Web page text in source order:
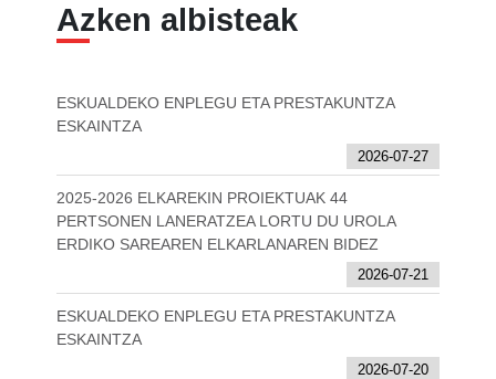
Azken albisteak
ESKUALDEKO ENPLEGU ETA PRESTAKUNTZA
ESKAINTZA
2026-07-27
2025-2026 ELKAREKIN PROIEKTUAK 44
PERTSONEN LANERATZEA LORTU DU UROLA
ERDIKO SAREAREN ELKARLANAREN BIDEZ
2026-07-21
ESKUALDEKO ENPLEGU ETA PRESTAKUNTZA
ESKAINTZA
2026-07-20